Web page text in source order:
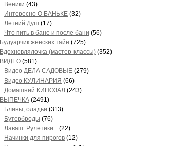
Веники (43)
Интересно О БАНЬКЕ (32)
Летний Душ (17)
Что пить в бане и после бани (56)
Будуарчик женских тайн (725)
Вдохновлялочка (мастер-классы) (352)
ВИДЕО (581)
Видео ДЕЛА САДОВЫЕ (279)
Видео КУЛИНАРИЯ (66)
Домашний КИНОЗАЛ (243)
ВЫПЕЧКА (2491)
Блины, оладьи (313)
Бутерброды (76)
Лаваш. Рулетики... (22)
Начинки для пирогов (12)